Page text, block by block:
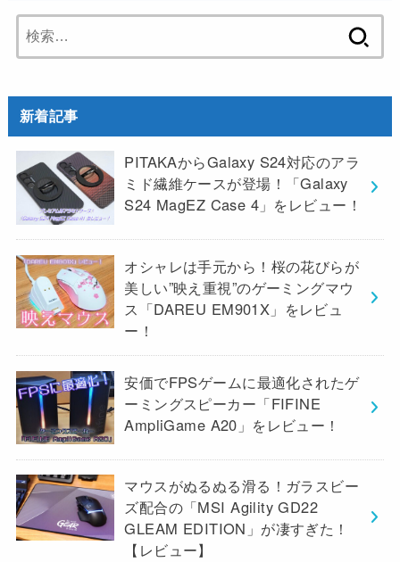
索:
新着記事
PITAKAからGalaxy S24対応のアラ
ミド繊維ケースが登場！「Galaxy
S24 MagEZ Case 4」をレビュー！
オシャレは手元から！桜の花びらが
美しい”映え重視”のゲーミングマウ
ス「DAREU EM901X」をレビュ
ー！
安価でFPSゲームに最適化されたゲ
ーミングスピーカー「FIFINE
AmpliGame A20」をレビュー！
マウスがぬるぬる滑る！ガラスビー
ズ配合の「MSI Agility GD22
GLEAM EDITION」が凄すぎた！
【レビュー】